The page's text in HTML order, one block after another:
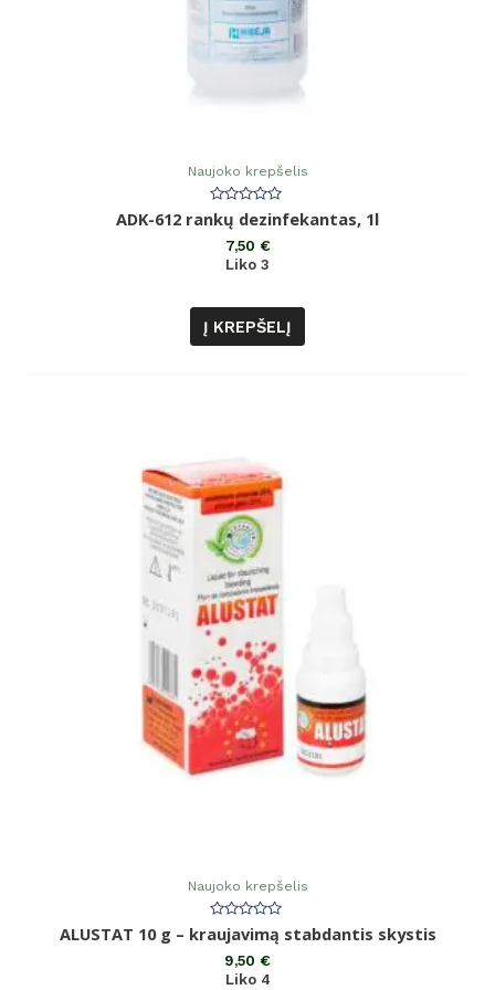
Naujoko krepšelis
Įvertinimas:
0
ADK-612 rankų dezinfekantas, 1l
7,50 €
Liko 3
Į KREPŠELĮ
Naujoko krepšelis
Įvertinimas:
0
ALUSTAT 10 g – kraujavimą stabdantis skystis
9,50 €
Liko 4